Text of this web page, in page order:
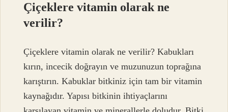
Çiçeklere vitamin olarak ne
verilir?
Çiçeklere vitamin olarak ne verilir? Kabukları
kırın, incecik doğrayın ve muzunuzun toprağına
karıştırın. Kabuklar bitkiniz için tam bir vitamin
kaynağıdır. Yapısı bitkinin ihtiyaçlarını